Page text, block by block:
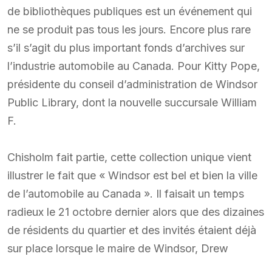
de bibliothèques publiques est un événement qui
ne se produit pas tous les jours. Encore plus rare
s’il s’agit du plus important fonds d’archives sur
l’industrie automobile au Canada. Pour Kitty Pope,
présidente du conseil d’administration de Windsor
Public Library, dont la nouvelle succursale William
F.
Chisholm fait partie, cette collection unique vient
illustrer le fait que « Windsor est bel et bien la ville
de l’automobile au Canada ». Il faisait un temps
radieux le 21 octobre dernier alors que des dizaines
de résidents du quartier et des invités étaient déjà
sur place lorsque le maire de Windsor, Drew